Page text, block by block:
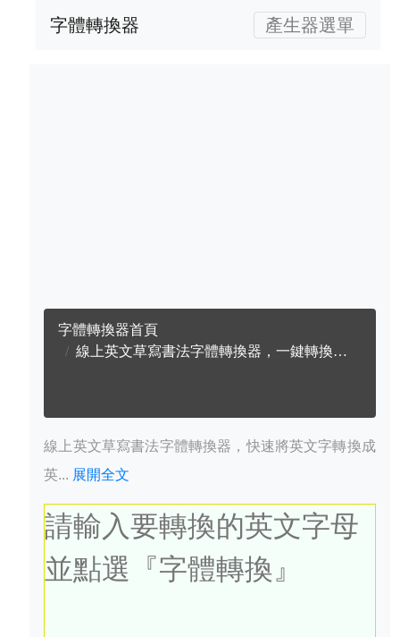
字體轉換器 產生器選單
字體轉換器首頁
線上英文草寫書法字體轉換器，一鍵轉換成英文草寫書法字體
線上英文草寫書法字體轉換器，快速將英文字轉換成
英... 展開全文